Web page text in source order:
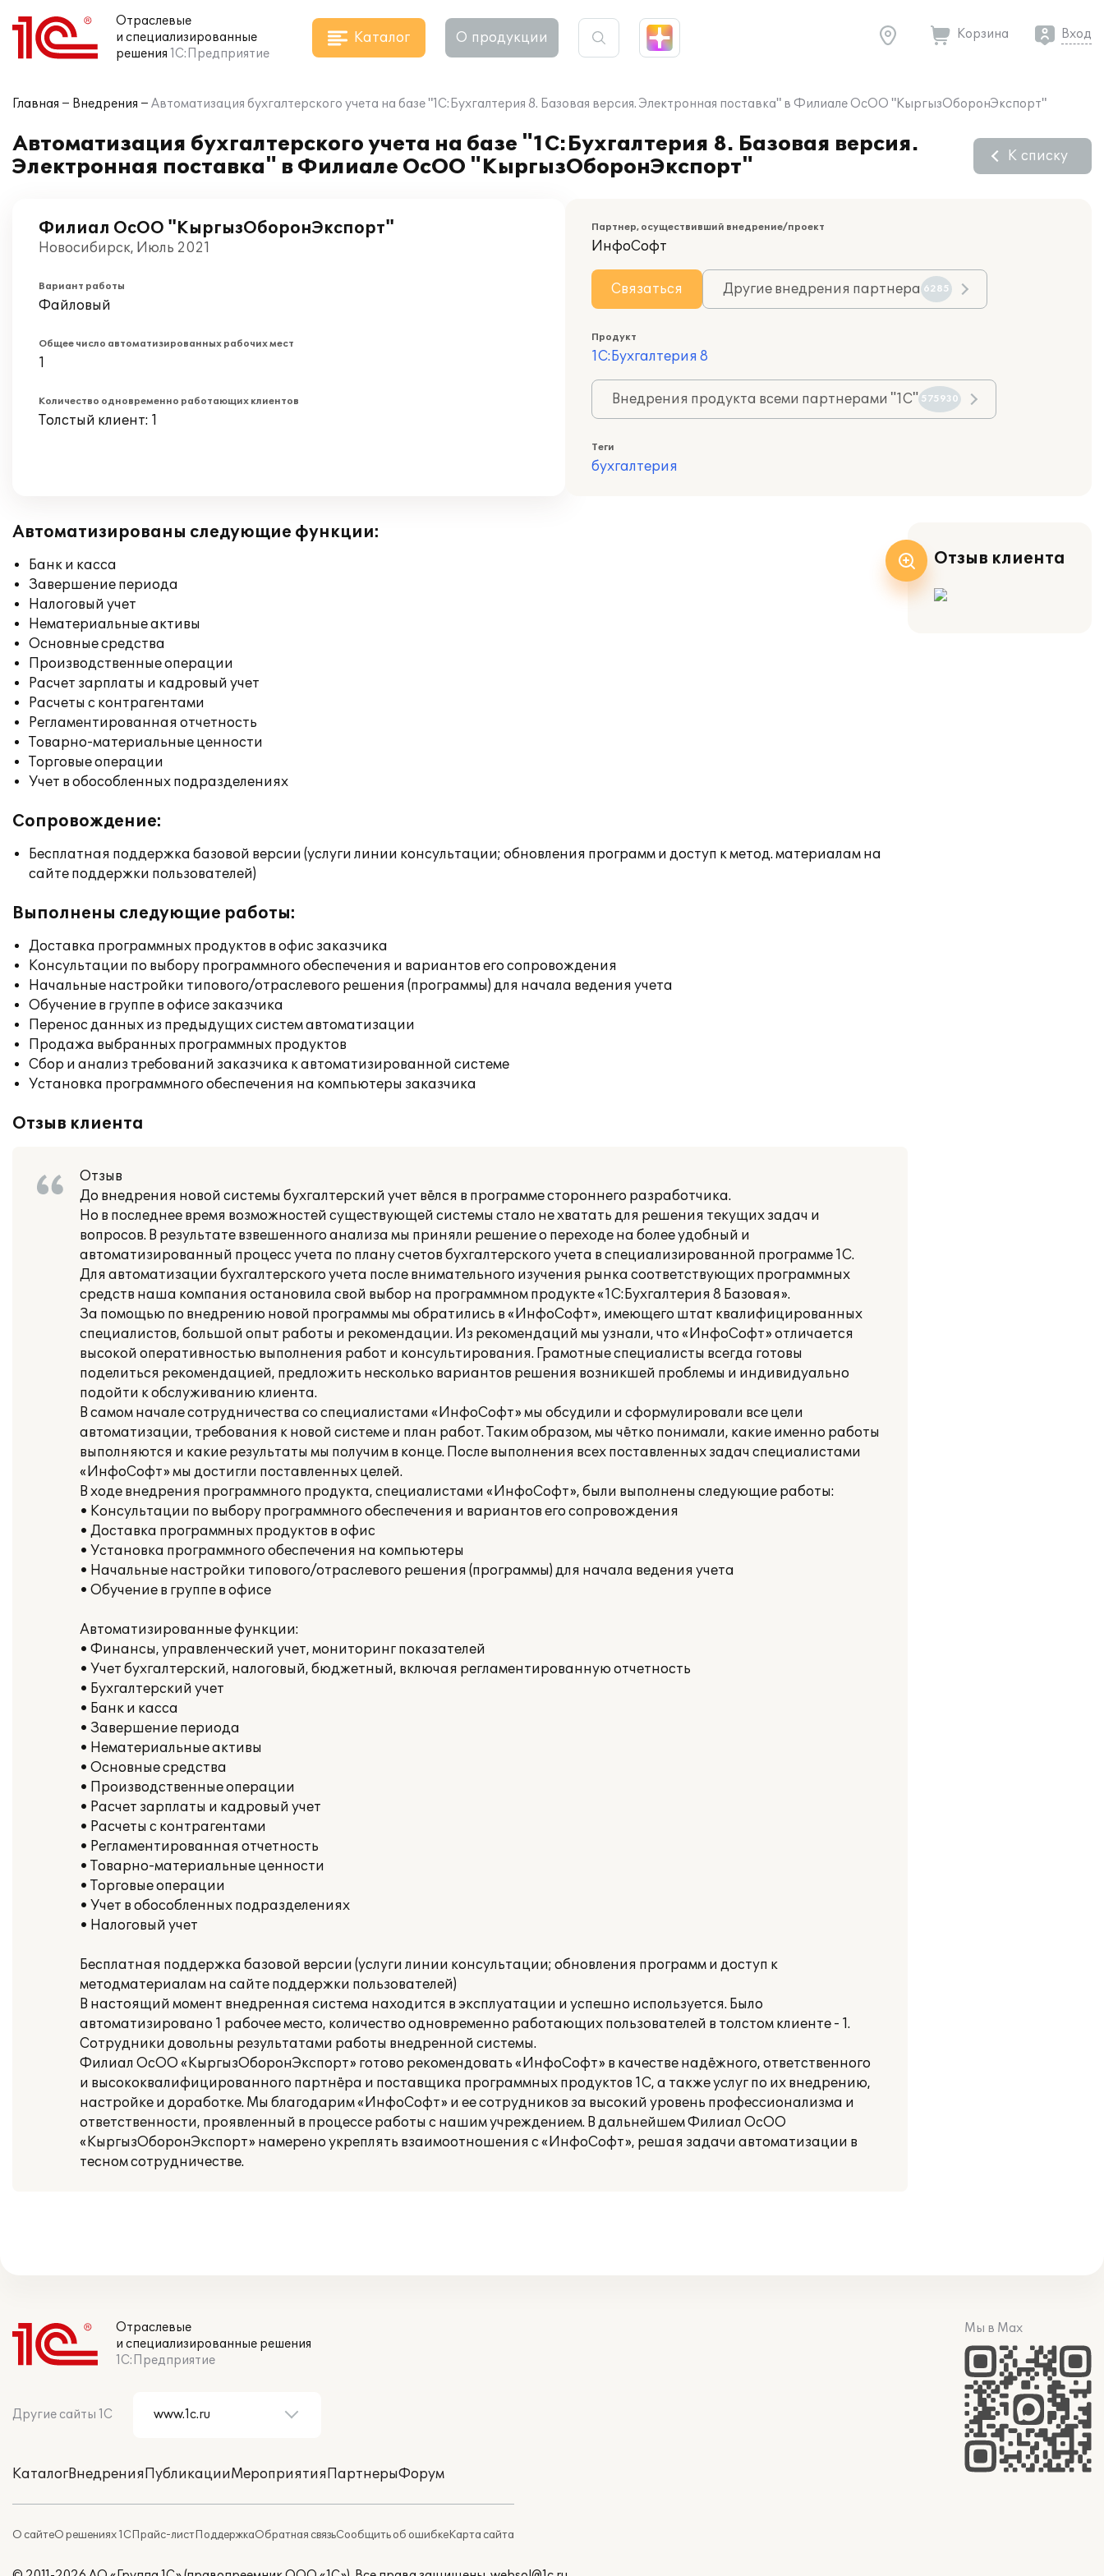
Отраслевые
и специализированные
решения 1С:Предприятие
Каталог О продукции Корзина Вход
Главная Внедрения Автоматизация бухгалтерского учета на базе "1С:Бухгалтерия 8. Базовая версия. Электронная поставка" в Филиале ОсОО "КыргызОборонЭкспорт"
Автоматизация бухгалтерского учета на базе "1С:Бухгалтерия 8. Базовая версия.
Электронная поставка" в Филиале ОсОО "КыргызОборонЭкспорт"
К списку
Филиал ОсОО "КыргызОборонЭкспорт"
Новосибирск, Июль 2021
Вариант работы
Файловый
Общее число автоматизированных рабочих мест
1
Количество одновременно работающих клиентов
Толстый клиент: 1
Партнер, осуществивший внедрение/проект
ИнфоСофт
Связаться Другие внедрения партнера 6285
Продукт
1С:Бухгалтерия 8
Внедрения продукта всеми партнерами "1С" 575930
Теги
бухгалтерия
Автоматизированы следующие функции:
Банк и касса
Завершение периода
Налоговый учет
Нематериальные активы
Основные средства
Производственные операции
Расчет зарплаты и кадровый учет
Расчеты с контрагентами
Регламентированная отчетность
Товарно-материальные ценности
Торговые операции
Учет в обособленных подразделениях
Сопровождение:
Бесплатная поддержка базовой версии (услуги линии консультации; обновления программ и доступ к метод. материалам на
сайте поддержки пользователей)
Выполнены следующие работы:
Доставка программных продуктов в офис заказчика
Консультации по выбору программного обеспечения и вариантов его сопровождения
Начальные настройки типового/отраслевого решения (программы) для начала ведения учета
Обучение в группе в офисе заказчика
Перенос данных из предыдущих систем автоматизации
Продажа выбранных программных продуктов
Сбор и анализ требований заказчика к автоматизированной системе
Установка программного обеспечения на компьютеры заказчика
Отзыв клиента
Отзыв
До внедрения новой системы бухгалтерский учет вёлся в программе стороннего разработчика.
Но в последнее время возможностей существующей системы стало не хватать для решения текущих задач и
вопросов. В результате взвешенного анализа мы приняли решение о переходе на более удобный и
автоматизированный процесс учета по плану счетов бухгалтерского учета в специализированной программе 1С.
Для автоматизации бухгалтерского учета после внимательного изучения рынка соответствующих программных
средств наша компания остановила свой выбор на программном продукте «1С:Бухгалтерия 8 Базовая».
За помощью по внедрению новой программы мы обратились в «ИнфоСофт», имеющего штат квалифицированных
специалистов, большой опыт работы и рекомендации. Из рекомендаций мы узнали, что «ИнфоСофт» отличается
высокой оперативностью выполнения работ и консультирования. Грамотные специалисты всегда готовы
поделиться рекомендацией, предложить несколько вариантов решения возникшей проблемы и индивидуально
подойти к обслуживанию клиента.
В самом начале сотрудничества со специалистами «ИнфоСофт» мы обсудили и сформулировали все цели
автоматизации, требования к новой системе и план работ. Таким образом, мы чётко понимали, какие именно работы
выполняются и какие результаты мы получим в конце. После выполнения всех поставленных задач специалистами
«ИнфоСофт» мы достигли поставленных целей.
В ходе внедрения программного продукта, специалистами «ИнфоСофт», были выполнены следующие работы:
• Консультации по выбору программного обеспечения и вариантов его сопровождения
• Доставка программных продуктов в офис
• Установка программного обеспечения на компьютеры
• Начальные настройки типового/отраслевого решения (программы) для начала ведения учета
• Обучение в группе в офисе
Автоматизированные функции:
• Финансы, управленческий учет, мониторинг показателей
• Учет бухгалтерский, налоговый, бюджетный, включая регламентированную отчетность
• Бухгалтерский учет
• Банк и касса
• Завершение периода
• Нематериальные активы
• Основные средства
• Производственные операции
• Расчет зарплаты и кадровый учет
• Расчеты с контрагентами
• Регламентированная отчетность
• Товарно-материальные ценности
• Торговые операции
• Учет в обособленных подразделениях
• Налоговый учет
Бесплатная поддержка базовой версии (услуги линии консультации; обновления программ и доступ к
методматериалам на сайте поддержки пользователей)
В настоящий момент внедренная система находится в эксплуатации и успешно используется. Было
автоматизировано 1 рабочее место, количество одновременно работающих пользователей в толстом клиенте - 1.
Сотрудники довольны результатами работы внедренной системы.
Филиал ОсОО «КыргызОборонЭкспорт» готово рекомендовать «ИнфоСофт» в качестве надёжного, ответственного
и высококвалифицированного партнёра и поставщика программных продуктов 1С, а также услуг по их внедрению,
настройке и доработке. Мы благодарим «ИнфоСофт» и ее сотрудников за высокий уровень профессионализма и
ответственности, проявленный в процессе работы с нашим учреждением. В дальнейшем Филиал ОсОО
«КыргызОборонЭкспорт» намерено укреплять взаимоотношения с «ИнфоСофт», решая задачи автоматизации в
тесном сотрудничестве.
Отзыв клиента
Отраслевые
и специализированные решения
1С:Предприятие
Другие сайты 1С
КаталогВнедренияПубликацииМероприятияПартнерыФорум
О сайтеО решениях 1СПрайс-листПоддержкаОбратная связьСообщить об ошибкеКарта сайта
Мы в Max